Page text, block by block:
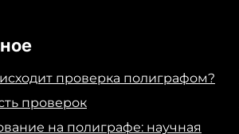
проверка полиграфом?
проверок
на полиграфе: научная